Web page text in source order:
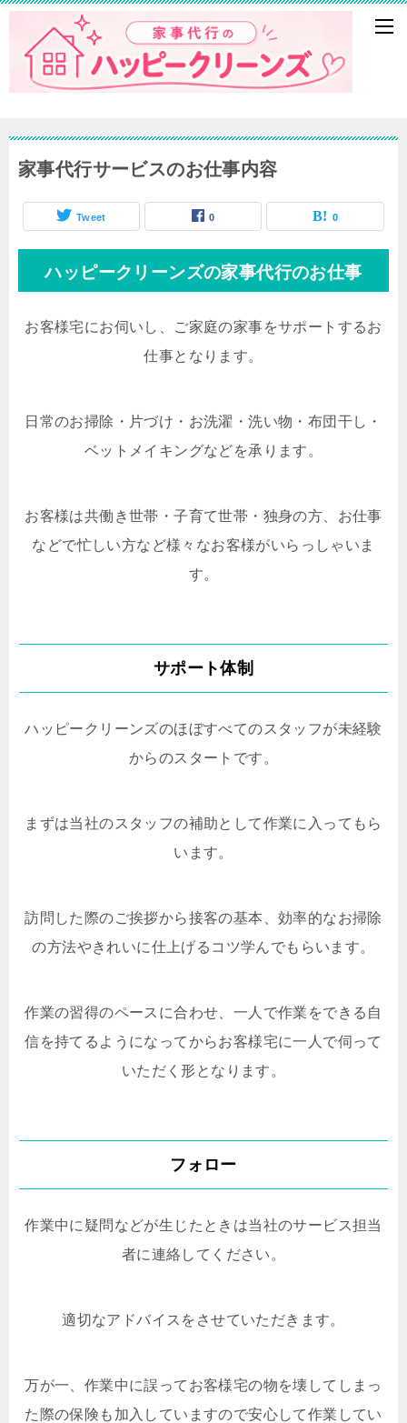
家事代行サービスのお仕事内容
Tweet 0 0
ハッピークリーンズの家事代行のお仕事
お客様宅にお伺いし、ご家庭の家事をサポートするお
仕事となります。
日常のお掃除・片づけ・お洗濯・洗い物・布団干し・
ベットメイキングなどを承ります。
お客様は共働き世帯・子育て世帯・独身の方、お仕事
などで忙しい方など様々なお客様がいらっしゃいま
す。
サポート体制
ハッピークリーンズのほぼすべてのスタッフが未経験
からのスタートです。
まずは当社のスタッフの補助として作業に入ってもら
います。
訪問した際のご挨拶から接客の基本、効率的なお掃除
の方法やきれいに仕上げるコツ学んでもらいます。
作業の習得のペースに合わせ、一人で作業をできる自
信を持てるようになってからお客様宅に一人で伺って
いただく形となります。
フォロー
作業中に疑問などが生じたときは当社のサービス担当
者に連絡してください。
適切なアドバイスをさせていただきます。
万が一、作業中に誤ってお客様宅の物を壊してしまっ
た際の保険も加入していますので安心して作業してい